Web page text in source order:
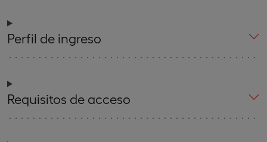
Perfil de ingreso
Requisitos de acceso